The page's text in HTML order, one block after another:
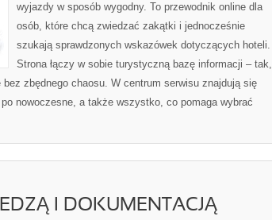
wyjazdy w sposób wygodny. To przewodnik online dla
osób, które chcą zwiedzać zakątki i jednocześnie
szukają sprawdzonych wskazówek dotyczących hoteli.
Strona łączy w sobie turystyczną bazę informacji – tak,
zbędnego chaosu. W centrum serwisu znajdują się
nowoczesne, a także wszystko, co pomaga wybrać
I DOKUMENTACJĄ